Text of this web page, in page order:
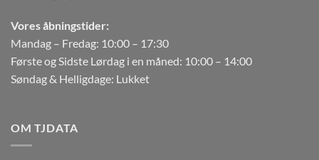
Vores åbningstider:
Mandag – Fredag: 10:00 – 17:30
Første og Sidste Lørdag i en måned: 10:00 – 14:00
Søndag & Helligdage: Lukket
OM TJDATA